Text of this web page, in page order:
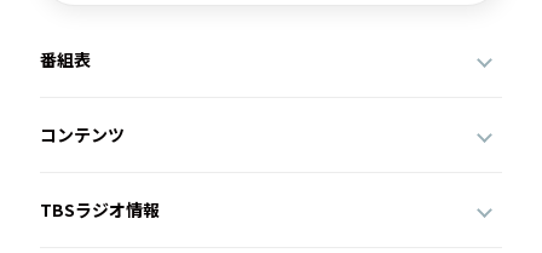
番組表
コンテンツ
TBSラジオ情報